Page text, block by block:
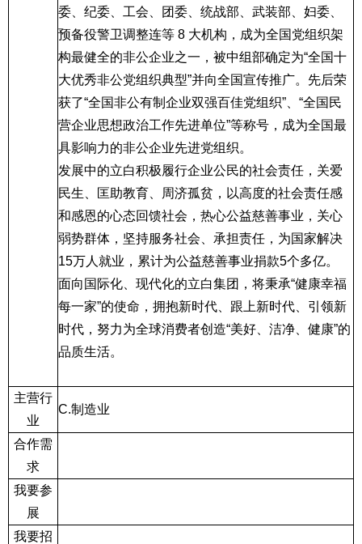
委、纪委、工会、团委、统战部、武装部、妇委、
预备役警卫调整连等 8 大机构，成为全国党组织架
构最健全的非公企业之一，被中组部确定为“全国十
大优秀非公党组织典型”并向全国宣传推广。先后荣
获了“全国非公有制企业双强百佳党组织”、“全国民
营企业思想政治工作先进单位”等称号，成为全国最
具影响力的非公企业先进党组织。
发展中的立白积极履行企业公民的社会责任，关爱
民生、匡助教育、周济孤贫，以高度的社会责任感
和感恩的心态回馈社会，热心公益慈善事业，关心
弱势群体，坚持服务社会、承担责任，为国家解决
15万人就业，累计为公益慈善事业捐款5个多亿。
面向国际化、现代化的立白集团，将秉承“健康幸福
每一家”的使命，拥抱新时代、跟上新时代、引领新
时代，努力为全球消费者创造“美好、洁净、健康”的
品质生活。
主营行
业
C.制造业
合作需
求
我要参
展
我要招